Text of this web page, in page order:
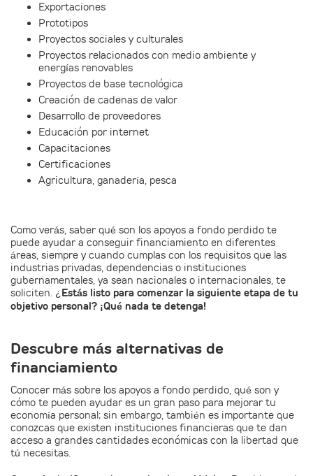
Exportaciones
Prototipos
Proyectos sociales y culturales
Proyectos relacionados con medio ambiente y
energías renovables
Proyectos de base tecnológica
Creación de cadenas de valor
Desarrollo de proveedores
Educación por internet
Capacitaciones
Certificaciones
Agricultura, ganadería, pesca
Como verás, saber qué son los apoyos a fondo perdido te
puede ayudar a conseguir financiamiento en diferentes
áreas, siempre y cuando cumplas con los requisitos que las
industrias privadas, dependencias o instituciones
gubernamentales, ya sean nacionales o internacionales, te
soliciten. ¿Estás listo para comenzar la siguiente etapa de tu
objetivo personal? ¡Qué nada te detenga!
Descubre más alternativas de
financiamiento
Conocer más sobre los apoyos a fondo perdido, qué son y
cómo te pueden ayudar es un gran paso para mejorar tu
economía personal; sin embargo, también es importante que
conozcas que existen instituciones financieras que te dan
acceso a grandes cantidades económicas con la libertad que
tú necesitas.